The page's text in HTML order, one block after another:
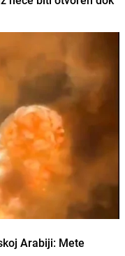
Arabiji: Mete